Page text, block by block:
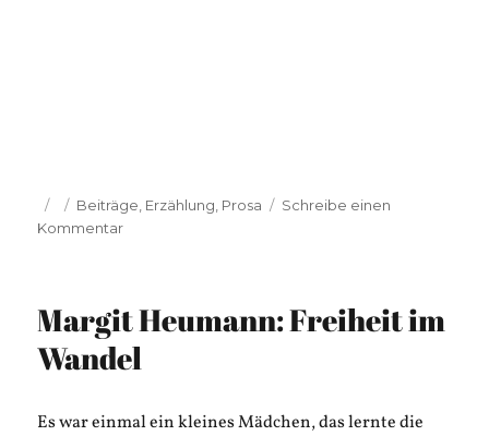
Veröffentlicht
am
Kategorien
Beiträge Erzählung Prosa
Schreibe einen
Kommentarzu
Kaiman
Margit Heumann: Freiheit im
Wandel
Es war einmal ein kleines Mädchen, das lernte die